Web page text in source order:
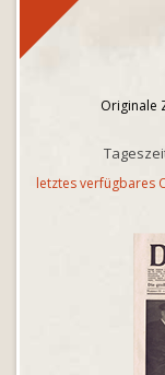
Originale
letztes verfügbares